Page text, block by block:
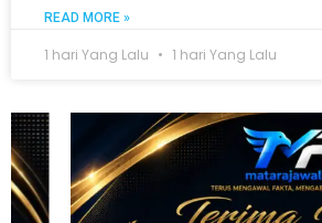
READ MORE »
1 hari Yang Lalu 1 hari Yang Lalu